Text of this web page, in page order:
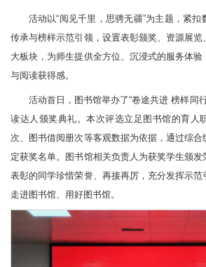
活动以“阅见千里，思骋无疆”为主题，紧
传承与榜样示范引领，设置表彰颁奖、资源展
大板块，为师生提供全方位、沉浸式的服务体
与阅读获得感。
活动首日，图书馆举办了“卷途共进 榜样同
读达人颁奖典礼。本次评选立足图书馆的育人
次、图书借阅册次等客观数据为依据，通过综
定获奖名单。图书馆相关负责人为获奖学生颁
表彰的同学珍惜荣誉、再接再厉，充分发挥示
走进图书馆、用好图书馆。